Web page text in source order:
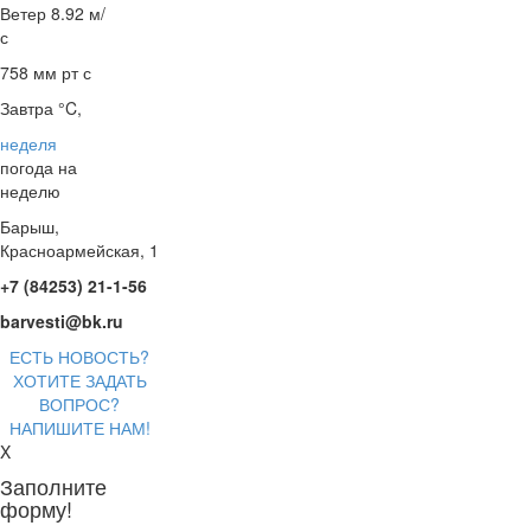
Ветер 8.92 м/
с
758 мм рт с
Завтра °C,
неделя
погода на
неделю
Барыш,
Красноармейская, 1
+7 (84253) 21-1-56
barvesti@bk.ru
ЕСТЬ НОВОСТЬ?
ХОТИТЕ ЗАДАТЬ
ВОПРОС?
НАПИШИТЕ НАМ!
X
Заполните
форму!